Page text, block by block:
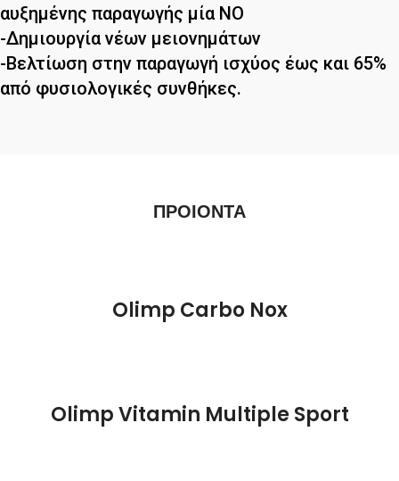
αυξημένης παραγωγής μία NO
-Δημιουργία νέων μειονημάτων
-Βελτίωση στην παραγωγή ισχύος έως και 65%
από φυσιολογικές συνθήκες.
ΠΡΟΙΟΝΤΑ
Olimp Carbo Nox
Olimp Vitamin Multiple Sport